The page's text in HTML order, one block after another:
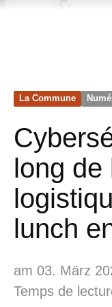
La Commune
long de
lunch
am 03. März
Temps de